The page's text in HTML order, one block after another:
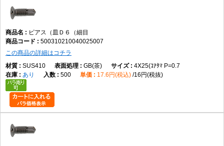
ピアス（皿Ｄ６（細目
500310210040025007
この商品の詳細はコチラ
SUS410
GB(茶)
4X25(ｺｱﾀﾏ P=0.7
あり
500 17.6円(税込) 16円(税抜)